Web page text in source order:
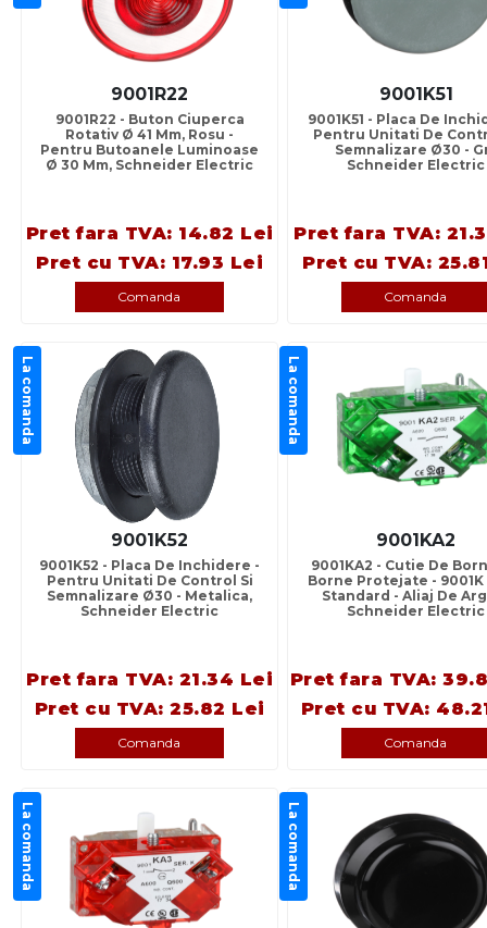
9001R22
9001R22 - Buton Ciuperca
Rotativ Ø 41 Mm, Rosu -
Pentru Butoanele Luminoase
Ø 30 Mm, Schneider Electric
Pret fara TVA: 14.82 Lei
Pret cu TVA: 17.93 Lei
Comanda
9001K51
9001K51 - Placa De
Pentru Unitati De
Semnalizare Ø30 -
Schneider Electric
Pret fara TVA:
Pret cu TVA:
Comanda
La comanda
9001K52
9001K52 - Placa De Inchidere -
Pentru Unitati De Control Si
Semnalizare Ø30 - Metalica,
Schneider Electric
Pret fara TVA: 21.34 Lei
Pret cu TVA: 25.82 Lei
Comanda
La comanda
9001KA2
9001KA2 - Cutie De
Borne Protejate - 9001K
Standard - Aliaj De
Schneider Electric
Pret fara TVA:
Pret cu TVA:
Comanda
La comanda La comanda